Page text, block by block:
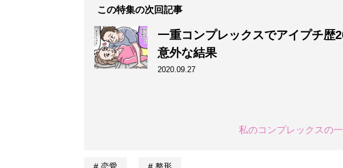
この特集の次回記事
一重コンプレックスでアイプチ歴
意外な結果
2020.09.27
私のコンプレックスの